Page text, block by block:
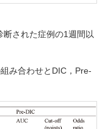
された症例の1週間以
み合わせとDIC，Pre-